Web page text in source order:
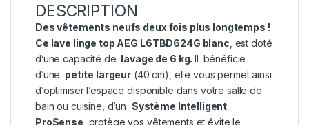
DESCRIPTION
Des vêtements neufs deux fois plus longtemps !
Ce lave linge top AEG L6TBD624G blanc , est doté
d’une capacité de lavage de 6 kg.Il bénéficie
d’une petite largeur (40 cm), elle vous permet ainsi
d’optimiser l’espace disponible dans votre salle de
bain ou cuisine, d’un Système Intelligent
ProSense, protège vos vêtements et évite le